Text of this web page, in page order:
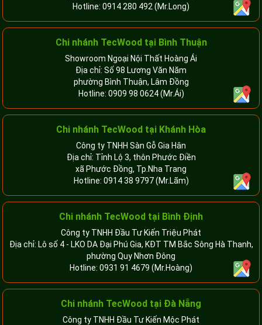
Hotline: 0914 280 492 (Mr.Long)
Chi nhánh TecWood tại Bình Thuận
Showroom Ngoại Nội Thất Hoàng Ái
Địa chỉ: Số 98 Lương Văn Năm
phường Bình Thuận, Lâm Đồng
Hotline: 0909 98 0624(Mr.Ái)
Chi nhánh TecWood tại Khánh Hòa
Công ty TNHH Sàn Gỗ Gia Hân
Địa chỉ: Tỉnh Lộ 3, thôn Phước Điền
xã Phước Đồng, Tp.Nha Trang
Hotline: 0914 38 9797(Mr.Lãm)
Chi nhánh TecWood tại Bình Định
Công ty TNHH Đầu Tư Kiến Triệu Phát
Địa chỉ: Lô số 4 - LKO DA Đại Phú Gia, KĐT TM Bắc Sông Hà Thanh,
phường Quy Nhơn Đông
Hotline: 0931 91 4679 (Mr.Hoàng)
Chi nhánh TecWood tại Đà Nẵng
Công ty TNHH Đầu Tư Kiến Mộc Phát